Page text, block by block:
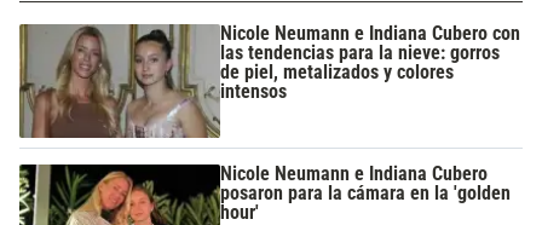
Nicole Neumann e Indiana Cubero con
las tendencias para la nieve: gorros
de piel, metalizados y colores
intensos
Nicole Neumann e Indiana Cubero
posaron para la cámara en la 'golden
hour'